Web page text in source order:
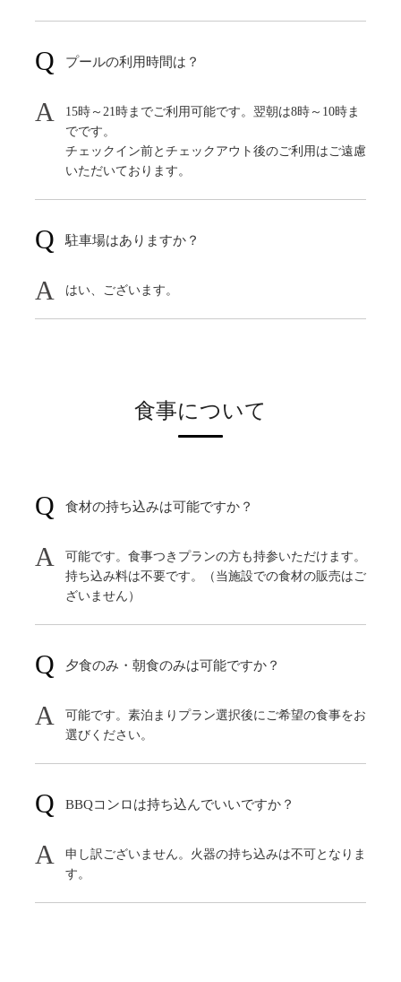
プールの利用時間は？
15時～21時までご利用可能です。翌朝は8時～10時ま
でです。
チェックイン前とチェックアウト後のご利用はご遠慮
いただいております。
駐車場はありますか？
はい、ございます。
食事について
食材の持ち込みは可能ですか？
可能です。食事つきプランの方も持参いただけます。
持ち込み料は不要です。（当施設での食材の販売はご
ざいません）
夕食のみ・朝食のみは可能ですか？
可能です。素泊まりプラン選択後にご希望の食事をお
選びください。
BBQコンロは持ち込んでいいですか？
申し訳ございません。火器の持ち込みは不可となりま
す。